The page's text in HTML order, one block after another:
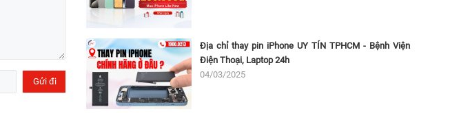
Địa chỉ thay pin iPhone UY TÍN TPHCM - Bệnh Viện
Điện Thoại, Laptop 24h
04/03/2025